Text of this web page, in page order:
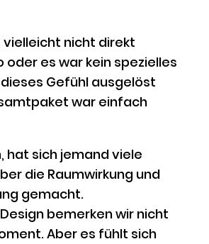
vielleicht nicht direkt
oder es war kein spezielles
Gefühl ausgelöst
war einfach
hat sich jemand viele
die Raumwirkung und
gemacht.
bemerken wir nicht
Aber es fühlt sich